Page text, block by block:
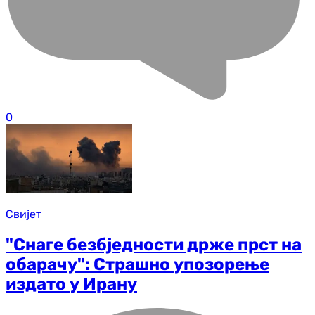
0
Свијет
"Снаге безбједности држе прст на
обарачу": Страшно упозорење
издато у Ирану